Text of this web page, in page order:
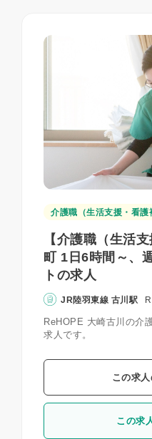
介護職（生活支援・看護
【介護職（生活
町 1日6時間～、
トの求人
JR陸羽東線 古川駅
ReHOPE 大崎古川の介
求人です。
この求
この求